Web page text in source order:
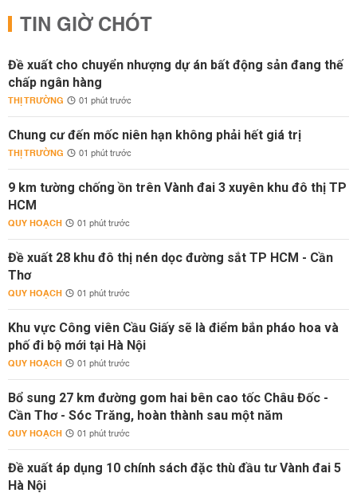
TIN GIỜ CHÓT
Đề xuất cho chuyển nhượng dự án bất động sản đang thế
chấp ngân hàng
THỊ TRƯỜNG 01 phút trước
Chung cư đến mốc niên hạn không phải hết giá trị
THỊ TRƯỜNG 01 phút trước
9 km tường chống ồn trên Vành đai 3 xuyên khu đô thị TP
HCM
QUY HOẠCH 01 phút trước
Đề xuất 28 khu đô thị nén dọc đường sắt TP HCM - Cần
Thơ
QUY HOẠCH 01 phút trước
Khu vực Công viên Cầu Giấy sẽ là điểm bắn pháo hoa và
phố đi bộ mới tại Hà Nội
QUY HOẠCH 01 phút trước
Bổ sung 27 km đường gom hai bên cao tốc Châu Đốc -
Cần Thơ - Sóc Trăng, hoàn thành sau một năm
QUY HOẠCH 01 phút trước
Đề xuất áp dụng 10 chính sách đặc thù đầu tư Vành đai 5
Hà Nội